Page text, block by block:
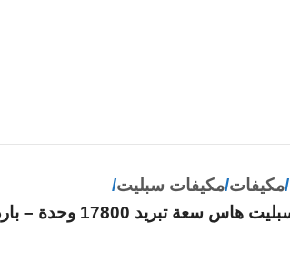
مكيفات مكيفات سبليت
سعة تبريد 17800 وحدة – بارد